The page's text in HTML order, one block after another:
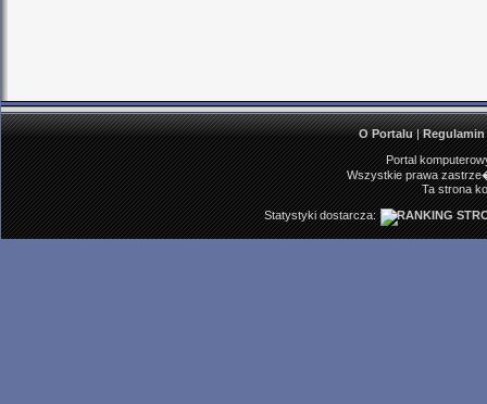
O Portalu|Regulamin
Portal
Wszystkie prawa
Ta strona
Statystyki dostarcza: